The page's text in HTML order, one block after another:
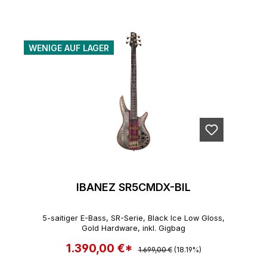
WENIGE AUF LAGER
IBANEZ SR5CMDX-BIL
5-saitiger E-Bass, SR-Serie, Black Ice Low Gloss,
Gold Hardware, inkl. Gigbag
Verkaufspreis:
1.390,00 €* Regulärer Preis:
1.699,00 € (18.19%)